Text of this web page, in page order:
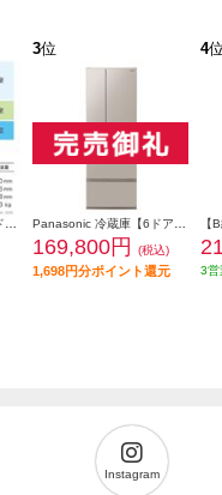
3位
169,800円 (税込)
1,698円分ポイント還元
4
3営
Instagram